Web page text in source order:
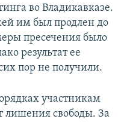
во Владикавказе.
им был продлен до
пресечения было
результат ее
пор не получили.
участникам
лишения свободы. За